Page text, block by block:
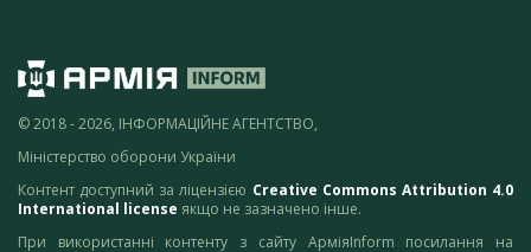
© 2018 - 2026, ІНФОРМАЦІЙНЕ АГЕНТСТВО,
Міністерство оборони України
Контент доступний за ліцензією Creative Commons Attribution 4.0
International license якщо не зазначено інше.
При використанні контенту з сайту АрміяInform посилання на